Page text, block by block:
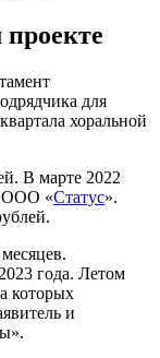
для
хоральной
В марте 2022
ООО «Статус».
года. Летом
которых
и